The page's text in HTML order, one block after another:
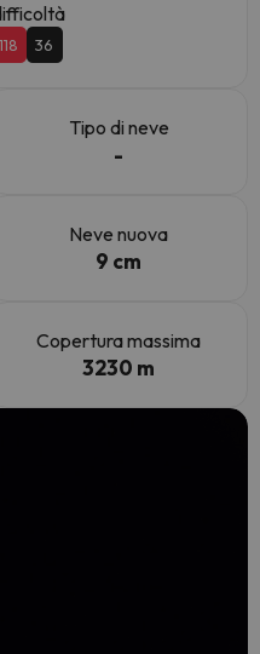
118 36
Tipo di neve
-
Neve nuova
9 cm
Copertura massima
3230 m